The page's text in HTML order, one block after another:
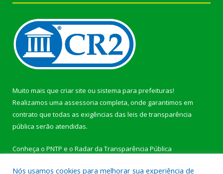
Muito mais que criar site ou sistema para prefeituras!
Realizamos uma assessoria completa, onde garantimos em
contrato que todas as exigências das leis de transparência
pública serão atendidas.
Conheça o PNTP e o Radar da Transparência Pública
Nós usamos cookies para melhorar sua experiência de